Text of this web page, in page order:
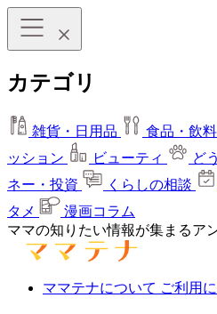
カテゴリ
雑貨・日用品 食品・飲料
ッション
ビューティ ど
ネー・投資
くらしの相談
タメ
漫画コラム
ママの知りたい情報が集まるア
ママテナについて ご利用